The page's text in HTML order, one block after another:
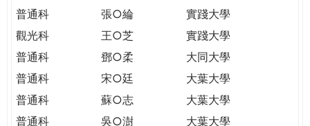
普通科
張○綸
實踐大學
觀光科
王○芝
實踐大學
普通科
鄧○柔
大同大學
普通科
宋○廷
大葉大學
普通科
蘇○志
大葉大學
普通科
吳○澍
大葉大學